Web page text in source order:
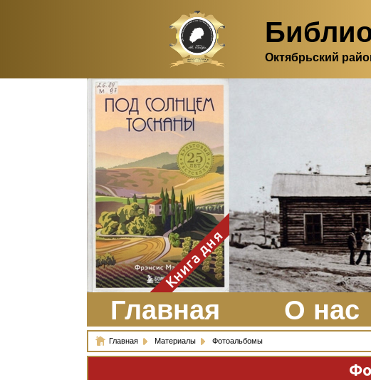
Октябрьский
Здесь, в своем
итальянском доме, я вновь
испытала первичную
радость единения с
природой. Дом открыт
для бабочек, стрекоз, пчёл
или всех, кто пожелает
влететь в одно окно и
вылететь из другого. Едим
мы почти всегда во
дворе. Во мне настолько
возродился здравый
смысл моей матери -
умение наслаждаться
настоящим и не спешить, -
что даже нашлось время
отполировать до блеска
оконное стекло.
ЗаказатьКнига дня
Главная О нас
Главная Материалы Фотоальбомы